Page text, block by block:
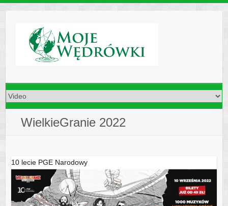
WielkieGranie 2022
10 lecie PGE Narodowy